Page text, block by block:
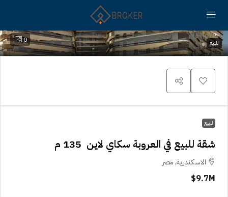
0 للبيع
للبيع
شقة للبيع في العروبة سكاي لاين 135 م
الاسكندرية, مصر
9.7M$